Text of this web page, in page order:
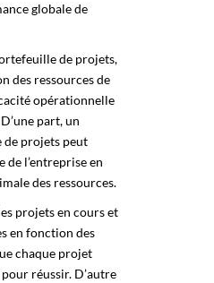
globale de
de projets,
des ressources de
opérationnelle
part, un
projets peut
l’entreprise en
des ressources.
projets en cours et
en fonction des
chaque projet
réussir. D’autre